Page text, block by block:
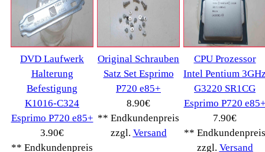
Schnäppchen(16)
Notebook
(66091)
Kaffeevollautomat->
Drucker Kopierer(1096)
Elektroartikel->(5309)
PC Computer->(2543)
Acer->(27)
Apple->(167)
ASRock->(11)
Asus-> (26)
Dell->(318)
Diverses(380)
Externe Festplatten
(14)